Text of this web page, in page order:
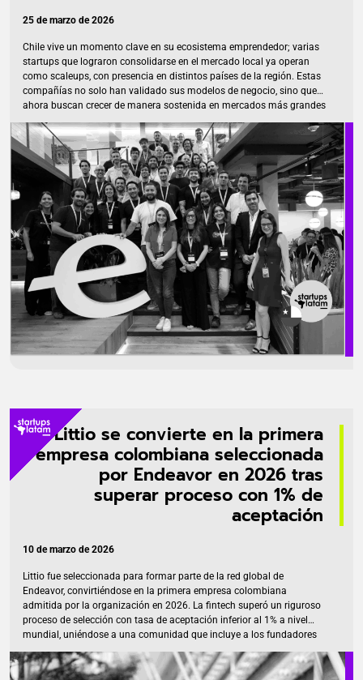
25 de marzo de 2026
Chile vive un momento clave en su ecosistema emprendedor; varias
startups que lograron consolidarse en el mercado local ya operan
como scaleups, con presencia en distintos países de la región. Estas
compañías no solo han validado sus modelos de negocio, sino que
ahora buscan crecer de manera sostenida en mercados más grandes
y competitivos. El fenómeno refleja la madurez alcanzada por el
ecosistema chileno, que pasó de generar startups enfocadas en el
mercado interno a compañías con ambiciones regionales. La
expansión responde a la necesidad de escalar operaciones y
aprovechar oportunidades en economías con mayor volumen de
clientes. Sectores protagonistas […]
Littio se convierte en la primera
empresa colombiana seleccionada
por Endeavor en 2026 tras
superar proceso con 1% de
aceptación
10 de marzo de 2026
Littio fue seleccionada para formar parte de la red global de
Endeavor, convirtiéndose en la primera empresa colombiana
admitida por la organización en 2026. La fintech superó un riguroso
proceso de selección con tasa de aceptación inferior al 1% a nivel
mundial, uniéndose a una comunidad que incluye a los fundadores
de gigantes como LinkedIn y Netflix, y a referentes colombianos
como Rappi, Platzi y Habi. El respaldo de Endeavor llega cuando